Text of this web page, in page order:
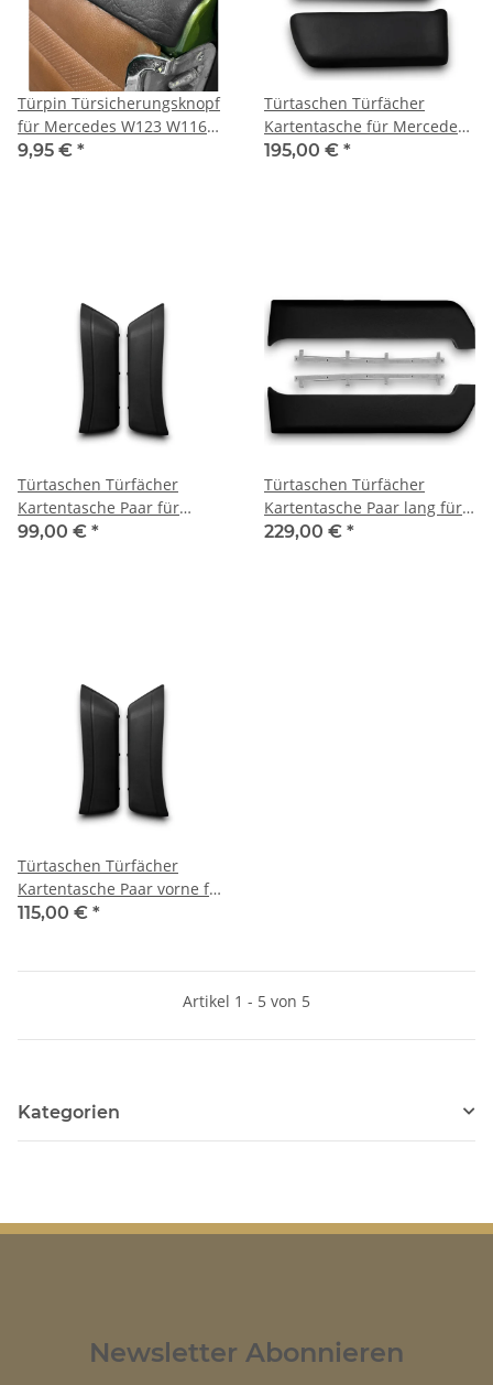
Türpin Türsicherungsknopf
für Mercedes W123 W116
W114 W115 /8 schwarz
9,95 € *
Türtaschen Türfächer
Kartentasche für Mercedes
SL R107 W107 Paar
195,00 € *
Türtaschen Türfächer
Kartentasche Paar für
Mercedes Benz W123
99,00 € *
Türtaschen Türfächer
Kartentasche Paar lang für
Mercedes SL R107 W107
229,00 € *
Türtaschen Türfächer
Kartentasche Paar vorne für
Mercedes W114 W115
115,00 € *
Artikel 1 - 5 von 5
Kategorien
Newsletter Abonnieren